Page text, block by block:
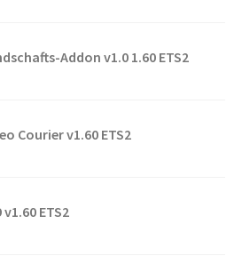
Addon v1.0 1.60 ETS2
Courier v1.60 ETS2
v1.60 ETS2